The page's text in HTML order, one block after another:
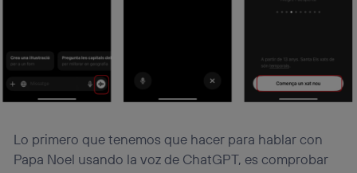
Lo primero que tenemos que hacer para hablar con
Papa Noel usando la voz de ChatGPT, es comprobar